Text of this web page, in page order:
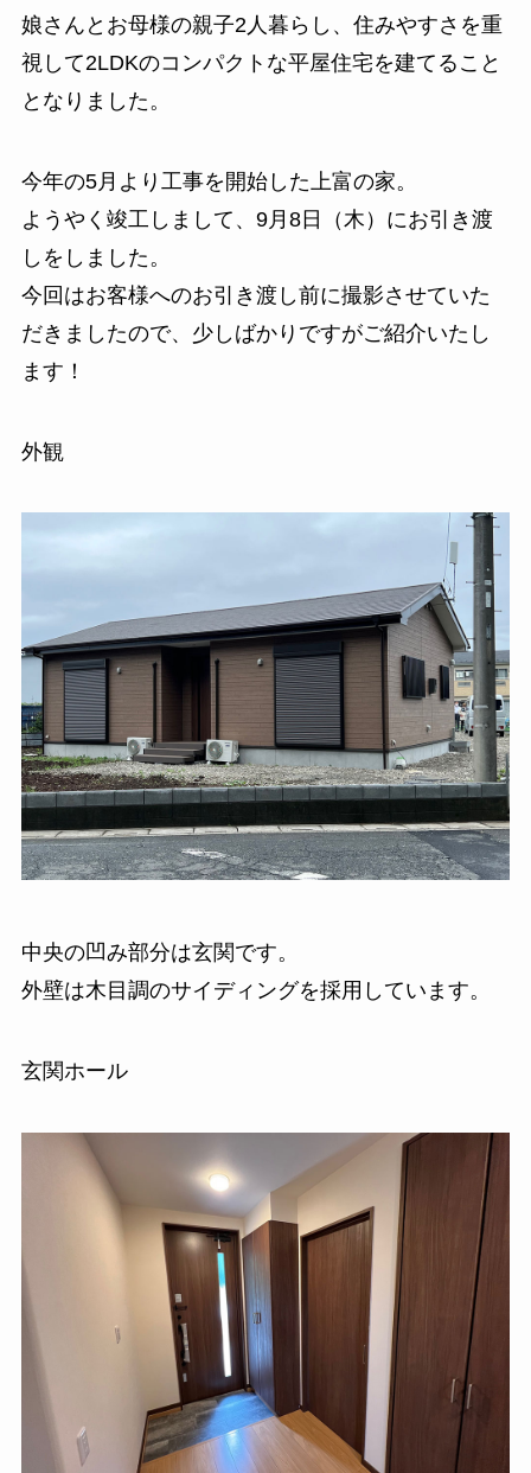
娘さんとお母様の親子2人暮らし、住みやすさを重
視して2LDKのコンパクトな平屋住宅を建てること
となりました。
今年の5月より工事を開始した上富の家。
ようやく竣工しまして、9月8日（木）にお引き渡
しをしました。
今回はお客様へのお引き渡し前に撮影させていた
だきましたので、少しばかりですがご紹介いたし
ます！
外観
中央の凹み部分は玄関です。
外壁は木目調のサイディングを採用しています。
玄関ホール